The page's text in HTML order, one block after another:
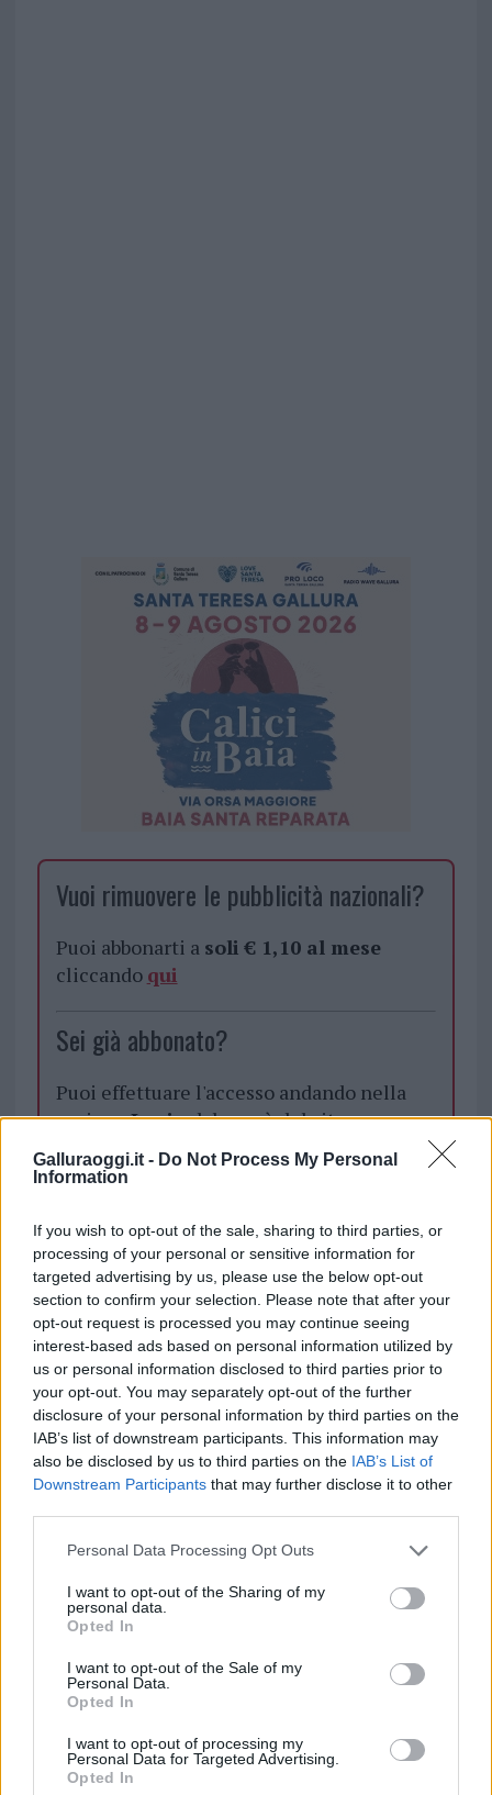
Galluraoggi.it - Do Not Process My Personal
Information
If you wish to opt-out of the sale, sharing to third parties, or
processing of your personal or sensitive information for
targeted advertising by us, please use the below opt-out
section to confirm your selection. Please note that after your
opt-out request is processed you may continue seeing
interest-based ads based on personal information utilized by
us or personal information disclosed to third parties prior to
your opt-out. You may separately opt-out of the further
disclosure of your personal information by third parties on the
IAB’s list of downstream participants. This information may
also be disclosed by us to third parties on the IAB’s List of
Downstream Participants that may further disclose it to other
Please note that this website/app uses one or more Google
not limited to your visit or usage behaviour. You may click to
grant or deny consent to Google and its third-party tags to
use your data for below specified purposes in below Google
consent section.
Personal Data Processing Opt Outs
I want to opt-out of the Sharing of my
personal data.
Opted In
I want to opt-out of the Sale of my
Personal Data.
Opted In
I want to opt-out of processing my
Personal Data for Targeted Advertising.
Opted In
Vuoi rimuovere le pubblicità nazionali?
Puoi abbonarti a soli € 1,10 al mese
cliccando qui
Sei già abbonato?
Puoi effettuare l'accesso andando nella
sezioneLogindal menù del sito o
cliccando
qui
TEMI: Cipnes Olbia
Notizie Olbia
Variante Pai Olbia
Zona Industriale Olbia
Notizie in tempo reale?
Entra nel canale telegram di
GalluraOggi.it
Inviaci le tue segnalazioni,
345 356 7512
Ricevi le nostre ultime news
daGoogle News